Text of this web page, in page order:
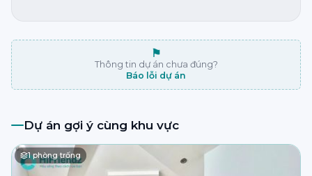
⚑
Thông tin dự án chưa đúng?
Báo lỗi dự án
Dự án gợi ý cùng khu vực
1phòng trống